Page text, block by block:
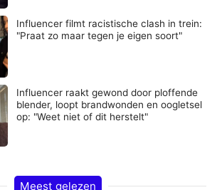
Influencer filmt racistische clash in trein:
"Praat zo maar tegen je eigen soort"
Influencer raakt gewond door ploffende
blender, loopt brandwonden en oogletsel
op: "Weet niet of dit herstelt"
Meest gelezen